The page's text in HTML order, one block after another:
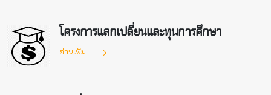
โครงการแลกเปลี่ยนและทุนการศึกษา
อ่านเพิ่ม